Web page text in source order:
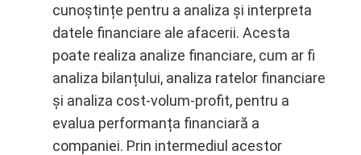
cunoștințe pentru a analiza și interpreta
datele financiare ale afacerii. Acesta
poate realiza analize financiare, cum ar fi
analiza bilanțului, analiza ratelor financiare
și analiza cost-volum-profit, pentru a
evalua performanța financiară a
companiei. Prin intermediul acestor